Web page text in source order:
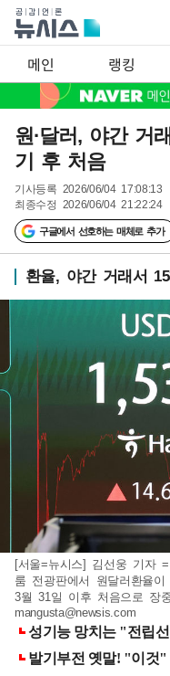
메인 랭킹
원·달러, 야간 거
기 후 처음
기사등록 2026/06/04 17:08:13
최종수정 2026/06/04 21:22:24
구글에서 선호하는 매체로 추가
환율, 야간 거래서
[서울=뉴시스] 김선웅 기자
룸 전광판에서 원달러환율
3월 31일 이후 처음으로 장
mangusta@newsis.com